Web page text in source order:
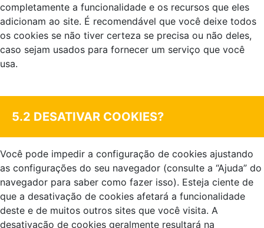
completamente a funcionalidade e os recursos que eles
adicionam ao site. É recomendável que você deixe todos
os cookies se não tiver certeza se precisa ou não deles,
caso sejam usados para fornecer um serviço que você
usa.
5.2 DESATIVAR COOKIES?
Você pode impedir a configuração de cookies ajustando
as configurações do seu navegador (consulte a “Ajuda” do
navegador para saber como fazer isso). Esteja ciente de
que a desativação de cookies afetará a funcionalidade
deste e de muitos outros sites que você visita. A
desativação de cookies geralmente resultará na